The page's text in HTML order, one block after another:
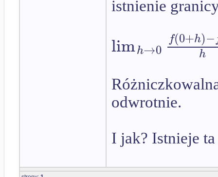
istnienie
limh→0
f(0+h)−
h
odwrotnie.
I jak? Istnieje